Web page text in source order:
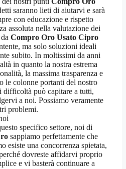
saranno lieti di aiutarvi e sarà
con educazione e rispetto
assoluta nella valutazione dei
Compro Oro Usato Cipro
ma solo soluzioni ideali
subito. In moltissimi da anni
in quanto la nostra estrema
la massima trasparenza e
le colonne portanti del nostro
difficoltà può capitare a tutti,
a noi. Possiamo veramente
problemi.
specifico settore, noi di
sappiamo perfettamente che
esiste una concorrenza spietata,
dovreste affidarvi proprio
e vi basterà continuare a